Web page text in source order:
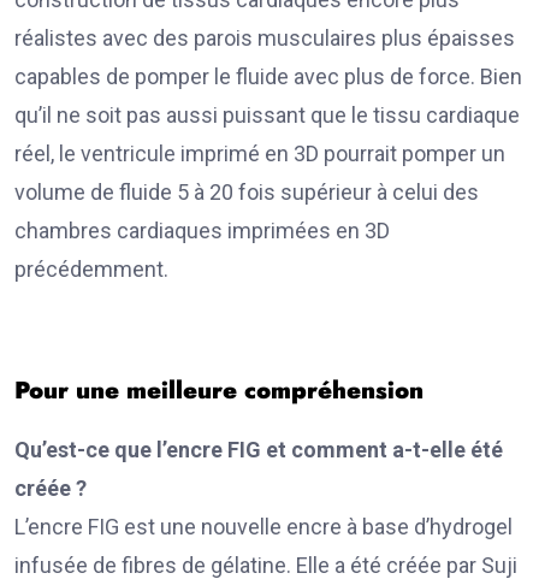
réalistes avec des parois musculaires plus épaisses
capables de pomper le fluide avec plus de force. Bien
qu’il ne soit pas aussi puissant que le tissu cardiaque
réel, le ventricule imprimé en 3D pourrait pomper un
volume de fluide 5 à 20 fois supérieur à celui des
chambres cardiaques imprimées en 3D
précédemment.
Pour une meilleure compréhension
Qu’est-ce que l’encre FIG et comment a-t-elle été
créée ?
L’encre FIG est une nouvelle encre à base d’hydrogel
infusée de fibres de gélatine. Elle a été créée par Suji